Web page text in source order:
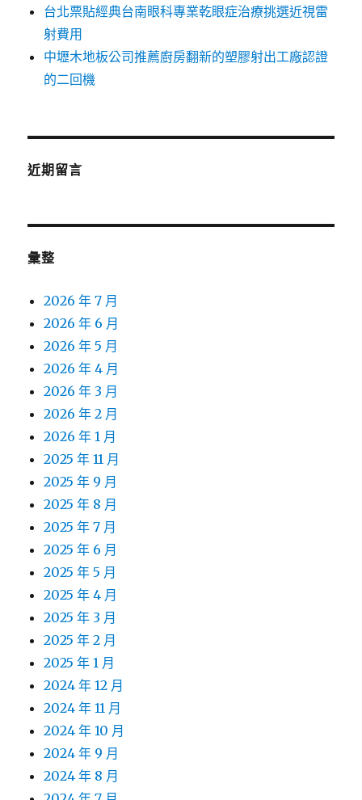
台北票貼經典台南眼科專業乾眼症治療挑選近視雷
射費用
中壢木地板公司推薦廚房翻新的塑膠射出工廠認證
的二回機
近期留言
彙整
2026 年 7 月
2026 年 6 月
2026 年 5 月
2026 年 4 月
2026 年 3 月
2026 年 2 月
2026 年 1 月
2025 年 11 月
2025 年 9 月
2025 年 8 月
2025 年 7 月
2025 年 6 月
2025 年 5 月
2025 年 4 月
2025 年 3 月
2025 年 2 月
2025 年 1 月
2024 年 12 月
2024 年 11 月
2024 年 10 月
2024 年 9 月
2024 年 8 月